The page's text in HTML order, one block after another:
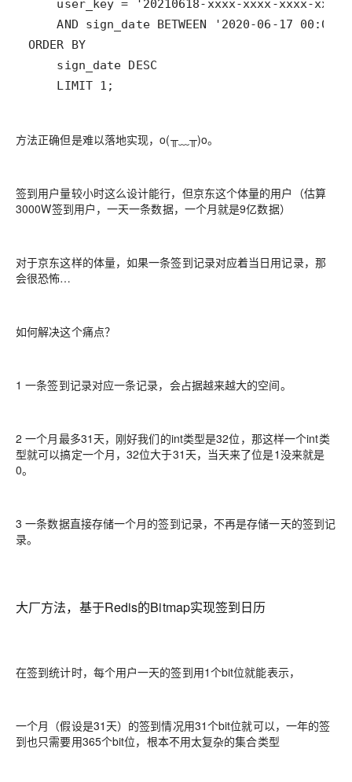
ORDER BY
方法正确但是难以落地实现，o(╥﹏╥)o。
签到用户量较小时这么设计能行，但京东这个体量的用户（估算
3000W签到用户，一天一条数据，一个月就是9亿数据）
对于京东这样的体量，如果一条签到记录对应着当日用记录，那
会很恐怖…
如何解决这个痛点？
1 一条签到记录对应一条记录，会占据越来越大的空间。
2 一个月最多31天，刚好我们的int类型是32位，那这样一个int类
型就可以搞定一个月，32位大于31天，当天来了位是1没来就是
0。
3 一条数据直接存储一个月的签到记录，不再是存储一天的签到记
录。
大厂方法，基于Redis的Bitmap实现签到日历
在签到统计时，每个用户一天的签到用1个bit位就能表示，
一个月（假设是31天）的签到情况用31个bit位就可以，一年的签
到也只需要用365个bit位，根本不用太复杂的集合类型